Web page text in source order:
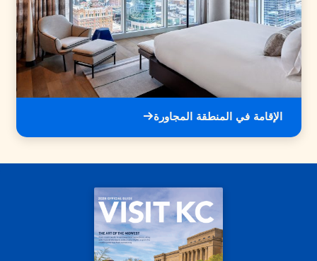
الإقامة في المنطقة المجاورة